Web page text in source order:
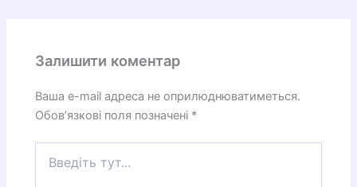
Залишити коментар
Ваша e-mail адреса не оприлюднюватиметься.
Обов’язкові поля позначені *
тут...